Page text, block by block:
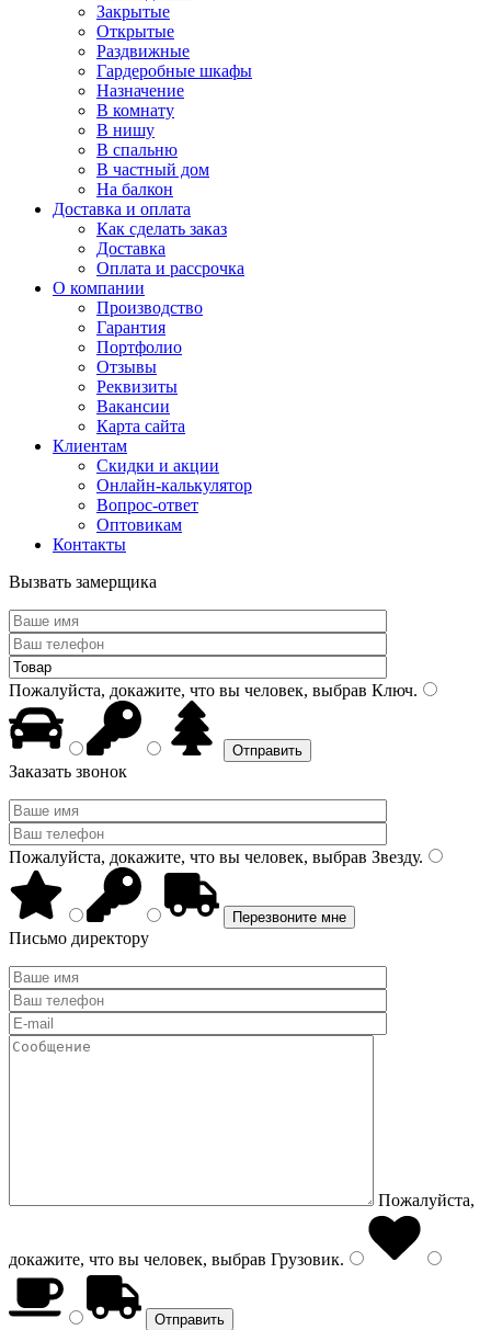
Закрытые
Открытые
Раздвижные
Гардеробные шкафы
Назначение
В комнату
В нишу
В спальню
В частный дом
На балкон
Доставка и оплата
Как сделать заказ
Доставка
Оплата и рассрочка
О компании
Производство
Гарантия
Портфолио
Отзывы
Реквизиты
Вакансии
Карта сайта
Клиентам
Скидки и акции
Онлайн-калькулятор
Вопрос-ответ
Оптовикам
Контакты
Вызвать замерщика
Пожалуйста, докажите, что вы человек, выбрав Ключ.
Заказать звонок
Пожалуйста, докажите, что вы человек, выбрав Звезду.
Письмо директору
Пожалуйста,
докажите, что вы человек, выбрав Грузовик.